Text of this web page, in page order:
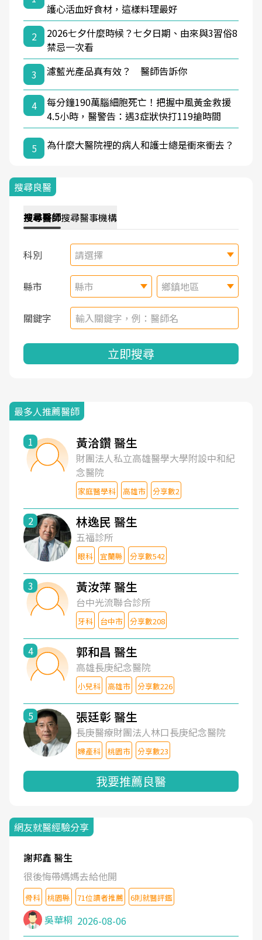
護心活血好食材，這樣料理最好
2
2026七夕什麼時候？七夕日期、由來與3習俗8
禁忌一次看
3
濾藍光產品真有效？ 醫師告訴你
4
每分鐘190萬腦細胞死亡！把握中風黃金救援
4.5小時，醫警告：遇3症狀快打119搶時間
5 為什麼大醫院裡的病人和護士總是衝來衝去？
搜尋良醫
搜尋醫師搜尋醫事機構
科別 請選擇
縣市 縣市 鄉鎮地區
關鍵字
立即搜尋
最多人推薦醫師
1 黃洽鑽 醫生
財團法人私立高雄醫學大學附設中和紀
念醫院
家庭醫學科 高雄市 分享數2
2 林逸民 醫生
五福診所
眼科 宜蘭縣 分享數542
3 黃汝萍 醫生
台中光流聯合診所
牙科 台中市 分享數208
4 郭和昌 醫生
高雄長庚紀念醫院
小兒科 高雄市 分享數226
5 張廷彰 醫生
長庚醫療財團法人林口長庚紀念醫院
婦產科 桃園市 分享數23
我要推薦良醫
網友就醫經驗分享
謝邦鑫 醫生
很後悔帶媽媽去給他開
骨科 桃園縣 71位讀者推薦 6則就醫評鑑
吳華桐 2026-08-06